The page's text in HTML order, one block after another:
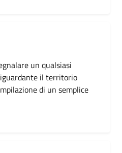
un qualsiasi
il territorio
di un semplice